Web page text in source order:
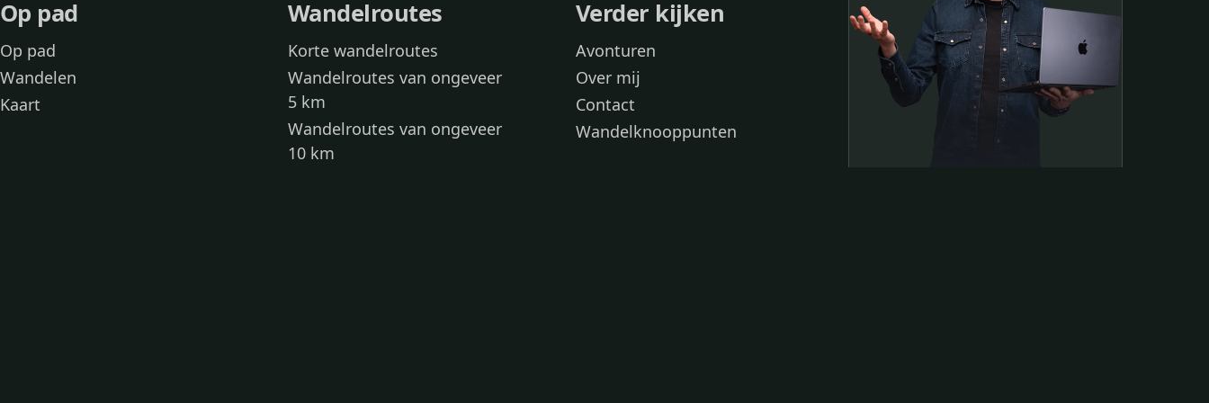
Op pad
Op pad
Wandelen
Kaart
Wandelroutes
Korte wandelroutes
Wandelroutes van ongeveer
5 km
Wandelroutes van ongeveer
10 km
Verder kijken
Avonturen
Over mij
Contact
Wandelknooppunten